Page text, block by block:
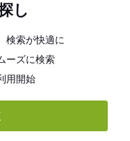
し
検索が快適に
ーズに検索
用開始